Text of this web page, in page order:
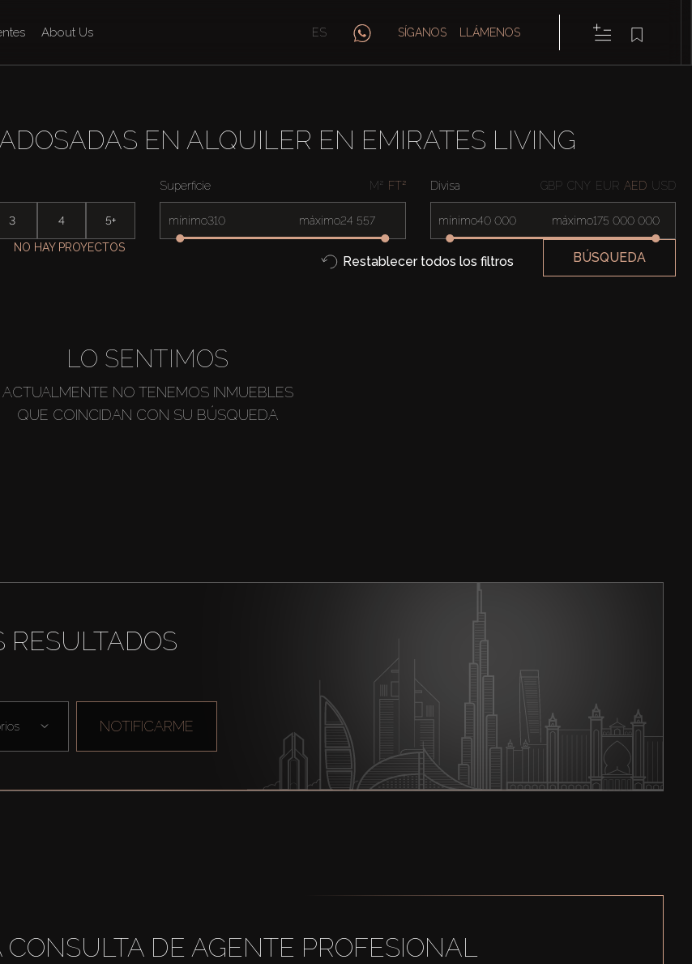
About Us ES SÍGANOS LLÁMENOS
EN ALQUILER EN EMIRATES LIVING
3 4 5+
Superficie M² FT²
mínimo máximo
Divisa GBP CNY EUR AED USD
mínimo máximo
NO HAY PROYECTOS
Restablecer todos los filtros BÚSQUEDA
LO SENTIMOS
ACTUALMENTE NO TENEMOS INMUEBLES
QUE COINCIDAN CON SU BÚSQUEDA
RESULTADOS
NOTIFICARME
DE AGENTE PROFESIONAL